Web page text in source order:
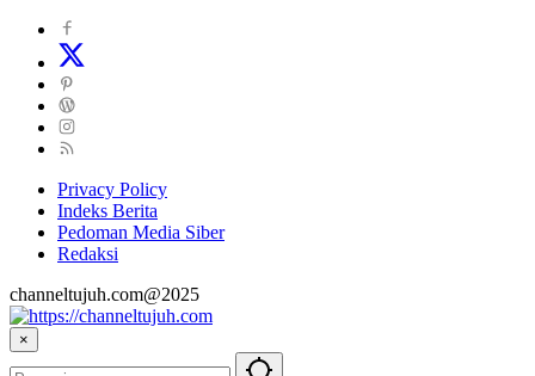
Privacy Policy
Indeks Berita
Pedoman Media Siber
Redaksi
channeltujuh.com@2025
×